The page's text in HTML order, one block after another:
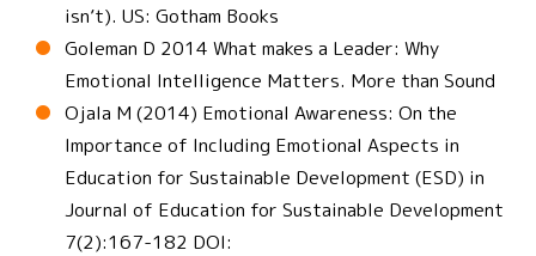
isn’t). US: Gotham Books
Goleman D 2014 What makes a Leader: Why
Emotional Intelligence Matters. More than Sound
Ojala M (2014) Emotional Awareness: On the
Importance of Including Emotional Aspects in
Education for Sustainable Development (ESD) in
Journal of Education for Sustainable Development
7(2):167-182 DOI: